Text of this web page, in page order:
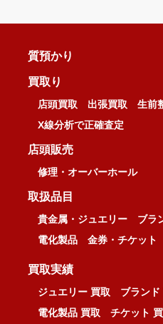
質預かり
買取り
店頭買取 出張買取
生前
X線分析で正確査定
店頭販売
修理・オーバーホール
取扱品目
貴金属・ジュエリー ブラ
電化製品
金券・チケット
買取実績
ジュエリー 買取 ブランド
電化製品 買取
チケット